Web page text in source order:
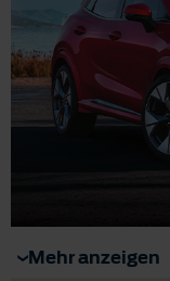
Mehr anzeigen